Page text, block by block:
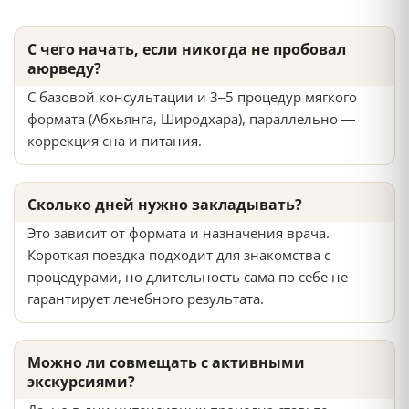
С чего начать, если никогда не пробовал
аюрведу?
С базовой консультации и 3–5 процедур мягкого
формата (Абхьянга, Широдхара), параллельно —
коррекция сна и питания.
Сколько дней нужно закладывать?
Это зависит от формата и назначения врача.
Короткая поездка подходит для знакомства с
процедурами, но длительность сама по себе не
гарантирует лечебного результата.
Можно ли совмещать с активными
экскурсиями?